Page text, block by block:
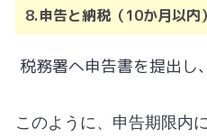
8.申告と納税（10か月以内）
税務署へ申告書を提出し
このように、申告期限内